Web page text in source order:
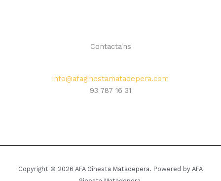
Contacta'ns
info@afaginestamatadepera.com
93 787 16 31
Copyright © 2026 AFA Ginesta Matadepera. Powered by AFA